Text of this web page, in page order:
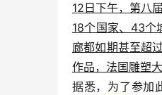
12日下午，第八
18个国家、43个
廊都如期甚至超
作品，法国雕塑
据悉，为了参加